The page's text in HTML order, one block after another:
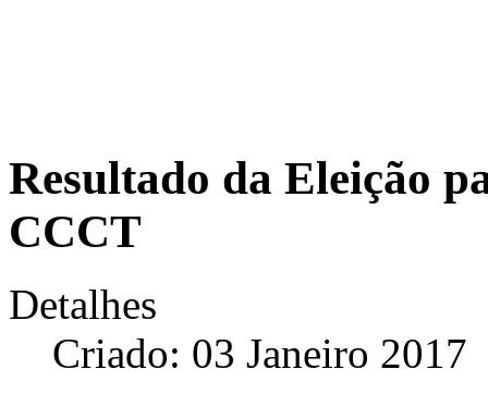
Resultado da Eleição
CCCT
Detalhes
Criado: 03 Janeiro 2017